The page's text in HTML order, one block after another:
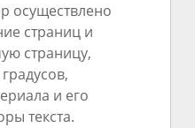
осуществлено
страниц и
страницу,
и его
текста.